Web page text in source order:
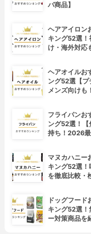
パ商品】
ヘアアイロン
キング52選！
け・海外対応
ヘアオイルお
ング52選【プ
メンズ向けも
フライパンお
ング52選！【
持ち！2026最
マヌカハニー
キング52選！
を徹底比較・
ドッグフード
キング52選！
ー対策商品を